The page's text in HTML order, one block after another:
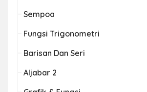
Sempoa
Fungsi Trigonometri
Barisan Dan Seri
Aljabar 2